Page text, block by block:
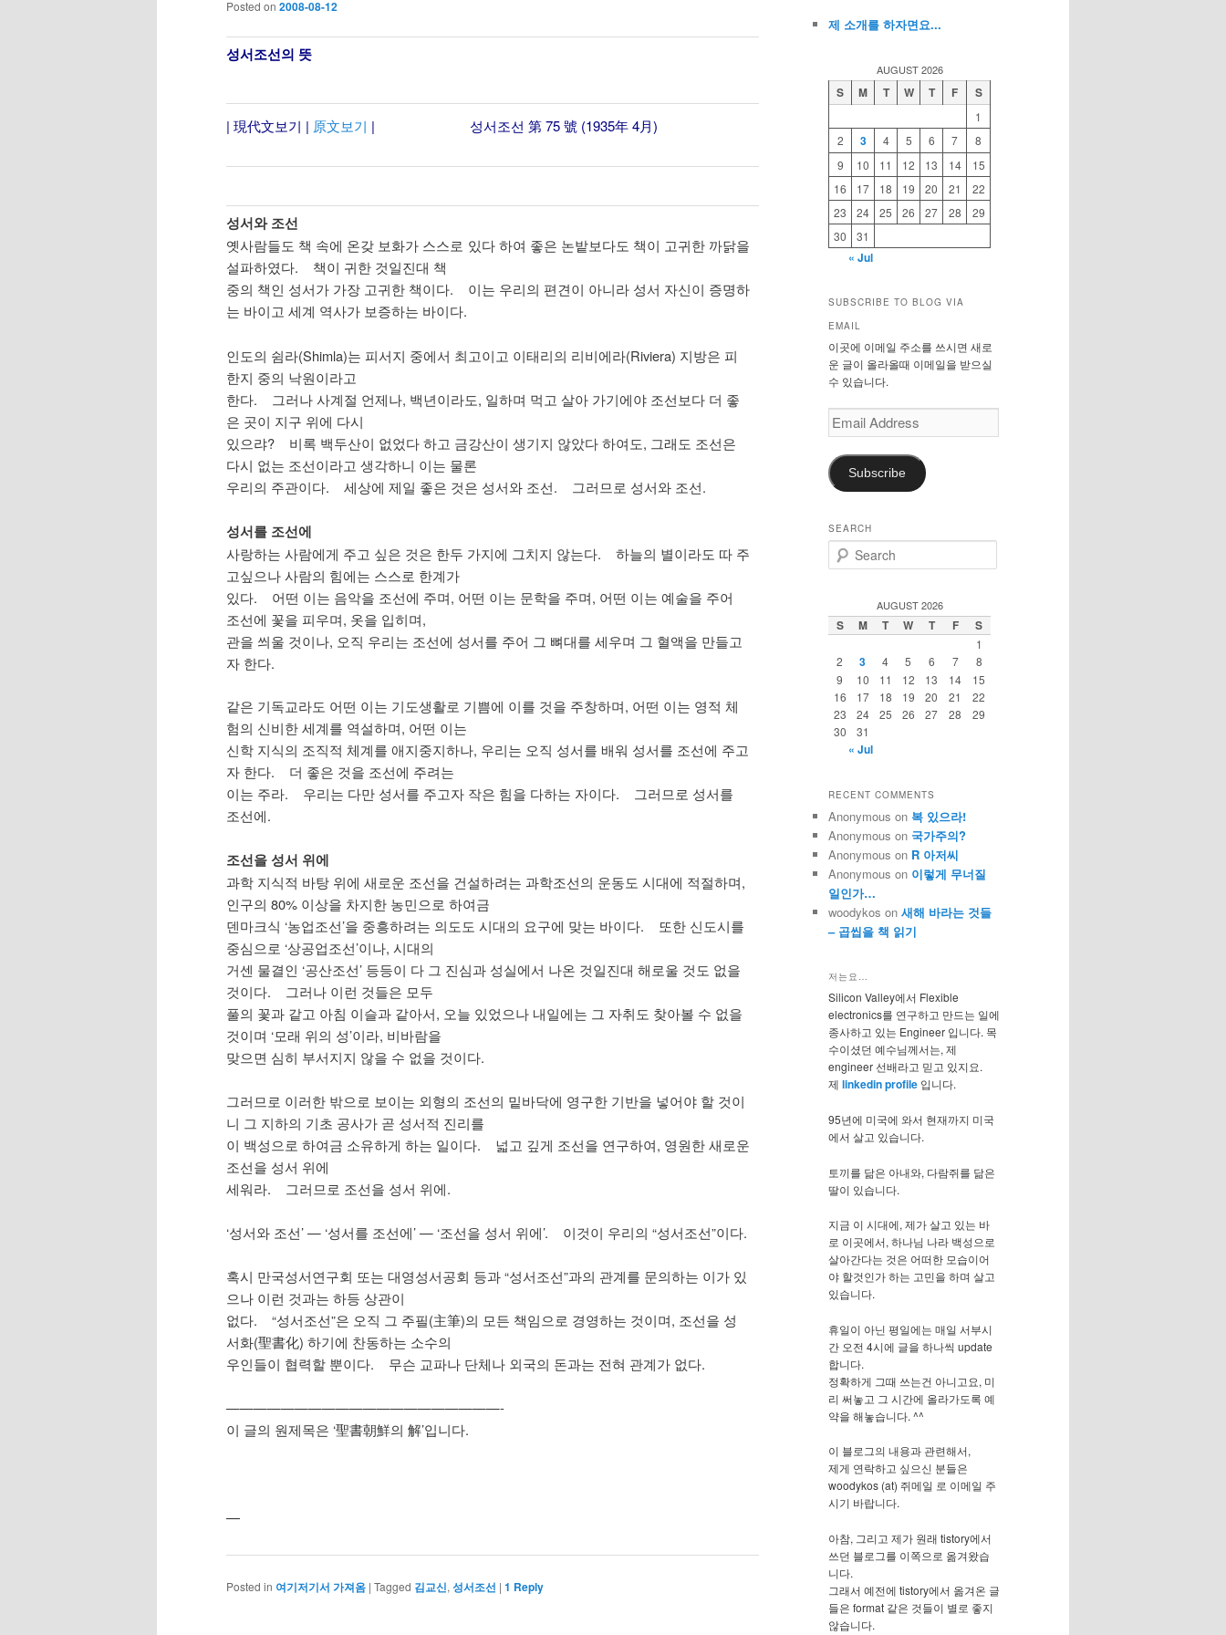
Posted on 2008-08-12
성서조선의 뜻
| 現代文보기 | 原文보기 | 성서조선 第 75 號 (1935年 4月)
성서와 조선
옛사람들도 책 속에 온갖 보화가 스스로 있다 하여 좋은 논밭보다도 책이 고귀한 까닭을
설파하였다. 책이 귀한 것일진대 책
중의 책인 성서가 가장 고귀한 책이다. 이는 우리의 편견이 아니라 성서 자신이 증명하
는 바이고 세계 역사가 보증하는 바이다.
인도의 쉼라(Shimla)는 피서지 중에서 최고이고 이태리의 리비에라(Riviera) 지방은 피
한지 중의 낙원이라고
한다. 그러나 사계절 언제나, 백년이라도, 일하며 먹고 살아 가기에야 조선보다 더 좋
은 곳이 지구 위에 다시
있으랴? 비록 백두산이 없었다 하고 금강산이 생기지 않았다 하여도, 그래도 조선은
다시 없는 조선이라고 생각하니 이는 물론
우리의 주관이다. 세상에 제일 좋은 것은 성서와 조선. 그러므로 성서와 조선.
성서를 조선에
사랑하는 사람에게 주고 싶은 것은 한두 가지에 그치지 않는다. 하늘의 별이라도 따 주
고싶으나 사람의 힘에는 스스로 한계가
있다. 어떤 이는 음악을 조선에 주며, 어떤 이는 문학을 주며, 어떤 이는 예술을 주어
조선에 꽃을 피우며, 옷을 입히며,
관을 씌울 것이나, 오직 우리는 조선에 성서를 주어 그 뼈대를 세우며 그 혈액을 만들고
자 한다.
같은 기독교라도 어떤 이는 기도생활로 기쁨에 이를 것을 주창하며, 어떤 이는 영적 체
험의 신비한 세계를 역설하며, 어떤 이는
신학 지식의 조직적 체계를 애지중지하나, 우리는 오직 성서를 배워 성서를 조선에 주고
자 한다. 더 좋은 것을 조선에 주려는
이는 주라. 우리는 다만 성서를 주고자 작은 힘을 다하는 자이다. 그러므로 성서를
조선에.
조선을 성서 위에
과학 지식적 바탕 위에 새로운 조선을 건설하려는 과학조선의 운동도 시대에 적절하며,
인구의 80% 이상을 차지한 농민으로 하여금
덴마크식 ‘농업조선’을 중흥하려는 의도도 시대의 요구에 맞는 바이다. 또한 신도시를
중심으로 ‘상공업조선’이나, 시대의
거센 물결인 ‘공산조선’ 등등이 다 그 진심과 성실에서 나온 것일진대 해로울 것도 없을
것이다. 그러나 이런 것들은 모두
풀의 꽃과 같고 아침 이슬과 같아서, 오늘 있었으나 내일에는 그 자취도 찾아볼 수 없을
것이며 ‘모래 위의 성’이라, 비바람을
맞으면 심히 부서지지 않을 수 없을 것이다.
그러므로 이러한 밖으로 보이는 외형의 조선의 밑바닥에 영구한 기반을 넣어야 할 것이
니 그 지하의 기초 공사가 곧 성서적 진리를
이 백성으로 하여금 소유하게 하는 일이다. 넓고 깊게 조선을 연구하여, 영원한 새로운
조선을 성서 위에
세워라. 그러므로 조선을 성서 위에.
‘성서와 조선’ — ‘성서를 조선에’ — ‘조선을 성서 위에’. 이것이 우리의 “성서조선”이다.
혹시 만국성서연구회 또는 대영성서공회 등과 “성서조선”과의 관계를 문의하는 이가 있
으나 이런 것과는 하등 상관이
없다. “성서조선”은 오직 그 주필(主筆)의 모든 책임으로 경영하는 것이며, 조선을 성
서화(聖書化) 하기에 찬동하는 소수의
우인들이 협력할 뿐이다. 무슨 교파나 단체나 외국의 돈과는 전혀 관계가 없다.
————————————————————-
이 글의 원제목은 ‘聖書朝鮮의 解’입니다.
—
Posted in 여기저기서 가져옴 | Tagged 김교신, 성서조선 | 1 Reply
제 소개를 하자면요...
AUGUST 2026
S M T W T F S
1
2
3 4 5 6 7
8
9
10 11 12 13 14
15
16
17 18 19 20 21
22
23
24 25 26 27 28
29
30
31
« Jul
SUBSCRIBE TO BLOG VIA
EMAIL
이곳에 이메일 주소를 쓰시면 새로
운 글이 올라올때 이메일을 받으실
수 있습니다.
Email
Address
Subscribe
SEARCH
e
c
h
AUGUST 2026
S M T W T F S
1
2
3 4 5 6 7
8
9
10 11 12 13 14
15
16
17 18 19 20 21
22
23
24 25 26 27 28
29
30
31
« Jul
RECENT COMMENTS
Anonymous on 복 있으라!
Anonymous on 국가주의?
Anonymous on R 아저씨
Anonymous on 이렇게 무너질
일인가…
woodykos on 새해 바라는 것들
– 곱씹을 책 읽기
저는요…
Silicon Valley에서 Flexible
electronics를 연구하고 만드는 일에
종사하고 있는 Engineer 입니다. 목
수이셨던 예수님께서는, 제
engineer 선배라고 믿고 있지요.
제 linkedin profile 입니다.
95년에 미국에 와서 현재까지 미국
에서 살고 있습니다.
토끼를 닮은 아내와, 다람쥐를 닮은
딸이 있습니다.
지금 이 시대에, 제가 살고 있는 바
로 이곳에서, 하나님 나라 백성으로
살아간다는 것은 어떠한 모습이어
야 할것인가 하는 고민을 하며 살고
있습니다.
휴일이 아닌 평일에는 매일 서부시
간 오전 4시에 글을 하나씩 update
합니다.
정확하게 그때 쓰는건 아니고요, 미
리 써놓고 그 시간에 올라가도록 예
약을 해놓습니다. ^^
이 블로그의 내용과 관련해서,
제게 연락하고 싶으신 분들은
woodykos (at) 쥐메일 로 이메일 주
시기 바랍니다.
아참, 그리고 제가 원래 tistory에서
쓰던 블로그를 이쪽으로 옮겨왔습
니다.
그래서 예전에 tistory에서 옮겨온 글
들은 format 같은 것들이 별로 좋지
않습니다.